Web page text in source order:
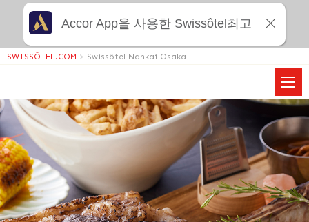
SWISSÔTEL.COM > Swissôtel Nankai Osaka
Accor App을 사용한 Swissôtel최고